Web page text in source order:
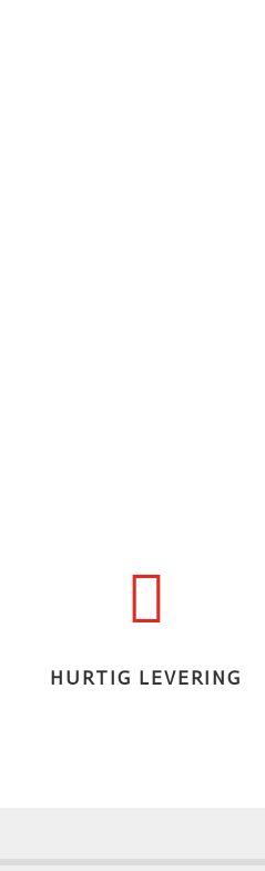

HURTIG LEVERING